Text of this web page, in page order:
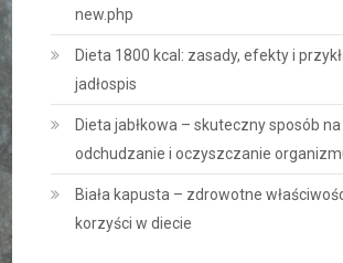
new.php
Dieta 1800 kcal: zasady, efekty i
jadłospis
Dieta jabłkowa – skuteczny sposób na
odchudzanie i oczyszczanie
Biała kapusta – zdrowotne
korzyści w diecie